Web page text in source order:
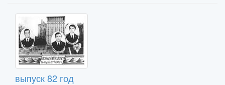
выпуск 82 год